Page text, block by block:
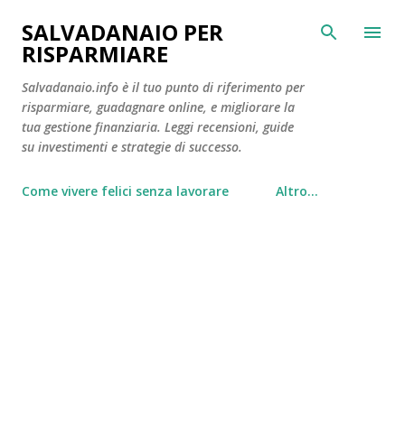
Passa ai contenuti principali
SALVADANAIO PER
RISPARMIARE
Salvadanaio.info è il tuo punto di riferimento per
risparmiare, guadagnare online, e migliorare la
tua gestione finanziaria. Leggi recensioni, guide
su investimenti e strategie di successo.
Come vivere felici senza lavorare Altro…